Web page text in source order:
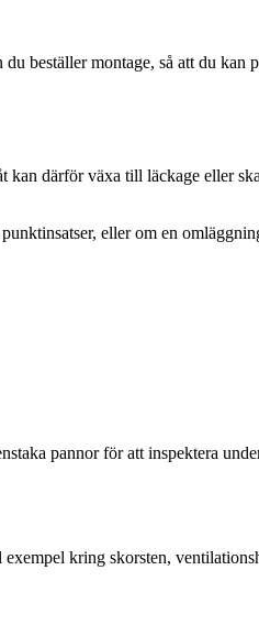
beställer montage, så att du kan
därför växa till läckage eller
eller om en
pannor för att inspektera
kring skorsten,